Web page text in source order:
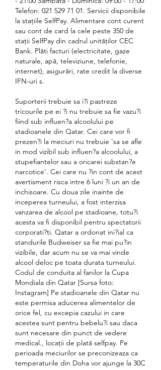
Telefon: 021 529 71 01. Servicii disponibile
la stațiile SelfPay. Alimentare cont curent
sau cont de card la cele peste 350 de
stații SelfPay din cadrul unităților CEC
Bank. Plăti facturi (electricitate, gaze
naturale, apă, televiziune, telefonie,
internet), asigurări, rate credit la diverse
IFN-uri s.
Suporterii trebuie sa i?i pastreze
tricourile pe ei ?i nu trebuie sa fie vazu?i
fiind sub influen?a alcoolului pe
stadioanele din Qatar. Cei care vor fi
prezen?i la meciuri nu trebuie 'sa se afle
in mod vizibil sub influen?a alcoolului, a
stupefiantelor sau a oricarei substan?e
narcotice'. Cei care nu ?in cont de acest
avertisment risca intre 6 luni ?i un an de
inchisoare. Cu doua zile inainte de
inceperea turneului, a fost interzisa
vanzarea de alcool pe stadioane, totu?i
acesta va fi disponibil pentru spectatorii
corporati?ti. Qatar a ordonat ini?ial ca
standurile Budweiser sa fie mai pu?in
vizibile, dar acum nu se va mai vinde
alcool deloc pe toata durata turneului.
Codul de conduita al fanilor la Cupa
Mondiala din Qatar [Sursa foto:
Instagram] Pe stadioanele din Qatar nu
este permisa aducerea alimentelor de
orice fel, cu excepia cazului in care
acestea sunt pentru bebelu?i sau daca
sunt necesare din punct de vedere
medical., locații de plată selfpay. Pe
perioada meciurilor se preconizeaza ca
temperaturile din Doha vor ajunge la 30C